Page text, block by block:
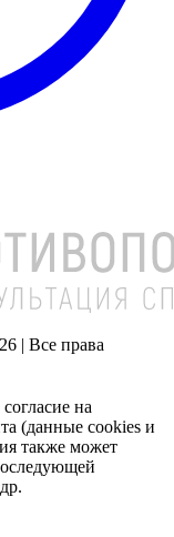
| Все права
на
(данные cookies и
также может